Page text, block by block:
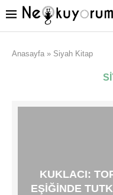
Anasayfa » Siyah Kitap
​KUKLACI:
EŞIĞINDE